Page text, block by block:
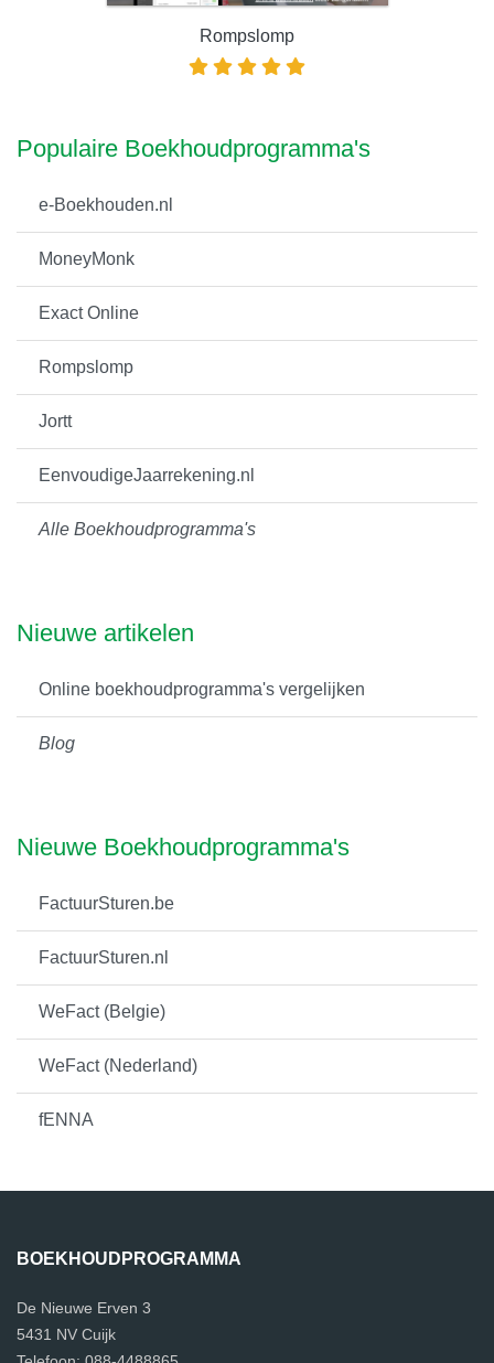
Rompslomp
Populaire Boekhoudprogramma's
e-Boekhouden.nl
MoneyMonk
Exact Online
Rompslomp
Jortt
EenvoudigeJaarrekening.nl
Alle Boekhoudprogramma's
Nieuwe artikelen
Online boekhoudprogramma's vergelijken
Blog
Nieuwe Boekhoudprogramma's
FactuurSturen.be
FactuurSturen.nl
WeFact (Belgie)
WeFact (Nederland)
fENNA
BOEKHOUDPROGRAMMA
De Nieuwe Erven 3
5431 NV Cuijk